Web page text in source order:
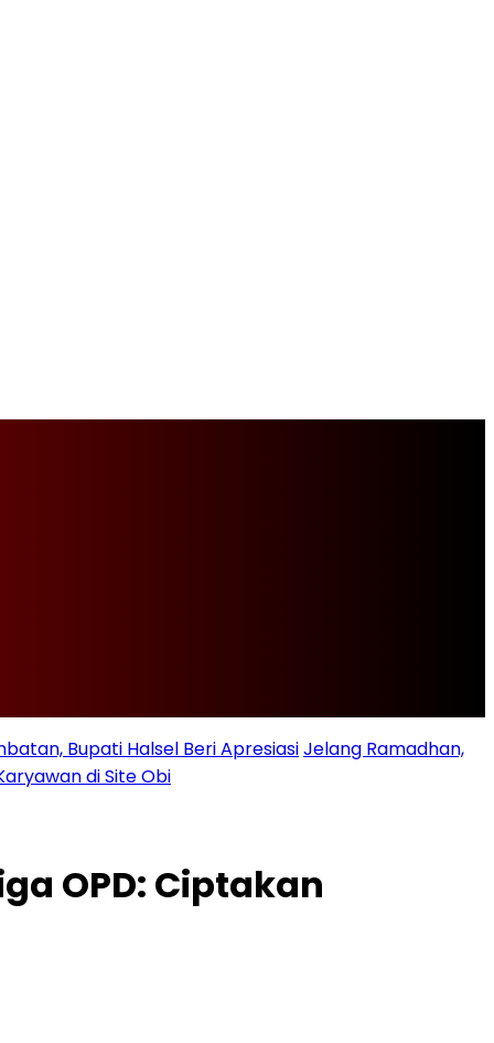
Bupati Halsel Beri ApresiasiJelang Ramadhan,
di Site Obi
OPD: Ciptakan